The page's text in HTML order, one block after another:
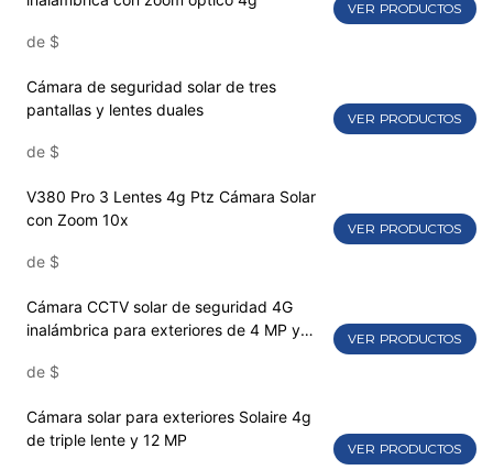
de $
VER PRODUCTOS
Cámara de seguridad solar de tres
pantallas y lentes duales
de $
VER PRODUCTOS
V380 Pro 3 Lentes 4g Ptz Cámara Solar
con Zoom 10x
de $
VER PRODUCTOS
Cámara CCTV solar de seguridad 4G
inalámbrica para exteriores de 4 MP y
de $
VER PRODUCTOS
Cámara solar para exteriores Solaire 4g
de triple lente y 12 MP
VER PRODUCTOS